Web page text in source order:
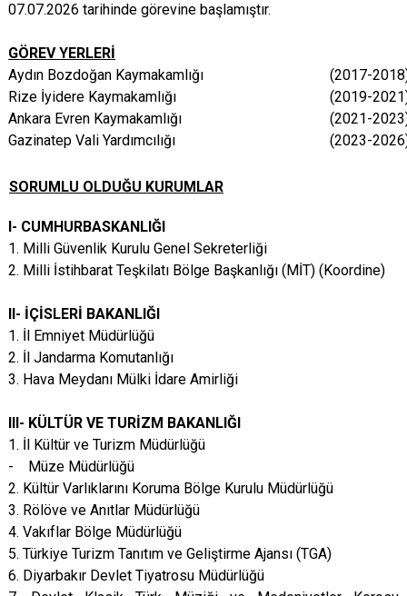
07.07.2026 tarihinde görevine başlamıştır.
GÖREV YERLERİ
Aydın Bozdoğan Kaymakamlığı
(2017-
Rize İyidere Kaymakamlığı
(2019-
Ankara Evren Kaymakamlığı
(2021-
Gazinatep Vali Yardımcılığı
(2023-
SORUMLU OLDUĞU KURUMLAR
I- CUMHURBASKANLIĞI
1. Milli Güvenlik Kurulu Genel Sekreterliği
2. Milli İstihbarat Teşkilatı Bölge Başkanlığı (MİT) (Koordine)
II- İÇİSLERİ BAKANLIĞI
1. İl Emniyet Müdürlüğü
2. İl Jandarma Komutanlığı
3. Hava Meydanı Mülki İdare Amirliği
III- KÜLTÜR VE TURİZM BAKANLIĞI
1. İl Kültür ve Turizm Müdürlüğü
- Müze Müdürlüğü
2. Kültür Varlıklarını Koruma Bölge Kurulu Müdürlüğü
3. Rölöve ve Anıtlar Müdürlüğü
4. Vakıflar Bölge Müdürlüğü
5. Türkiye Turizm Tanıtım ve Geliştirme Ajansı (TGA)
6. Diyarbakır Devlet Tiyatrosu Müdürlüğü